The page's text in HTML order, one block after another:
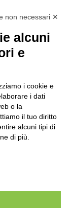
non necessari ✕
alcuni
e
i cookie e
i dati
o la
il tuo diritto
alcuni tipi di
di più.